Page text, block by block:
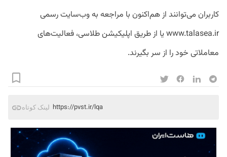
کاربران می‌توانند از هم‌اکنون با مراجعه به وب‌سایت رسمی
www.talasea.ir یا از طریق اپلیکیشن طلاسی، فعالیت‌های
معاملاتی خود را از سر بگیرند.
لینک کوتاه https://pvst.ir/lqa